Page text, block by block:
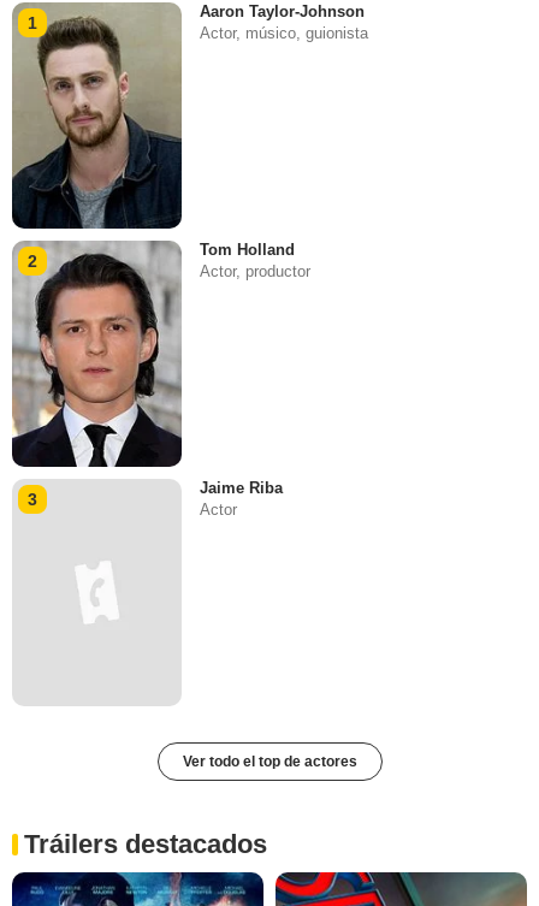
1
Aaron Taylor-Johnson
Actor, músico, guionista
2
Tom Holland
Actor, productor
3
Jaime Riba
Actor
Ver todo el top de actores
Tráilers destacados